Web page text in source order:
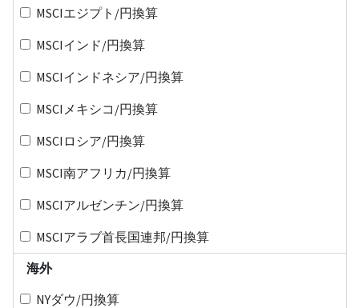
MSCIエジプト/円換算
MSCIインド/円換算
MSCIインドネシア/円換算
MSCIメキシコ/円換算
MSCIロシア/円換算
MSCI南アフリカ/円換算
MSCIアルゼンチン/円換算
MSCIアラブ首長国連邦/円換算
海外
NYダウ/円換算